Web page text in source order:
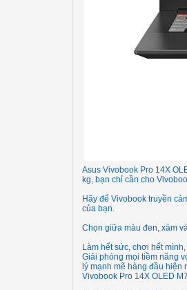
Asus Vivobook Pro 14X
kg, bạn chỉ cần cho
Hãy để Vivobook truyền
của bạn.
Chọn giữa màu đen, xám
Làm hết sức, chơi hết
Giải phóng mọi tiềm năng
lý mạnh mẽ hàng đầu
Vivobook Pro 14X OLED